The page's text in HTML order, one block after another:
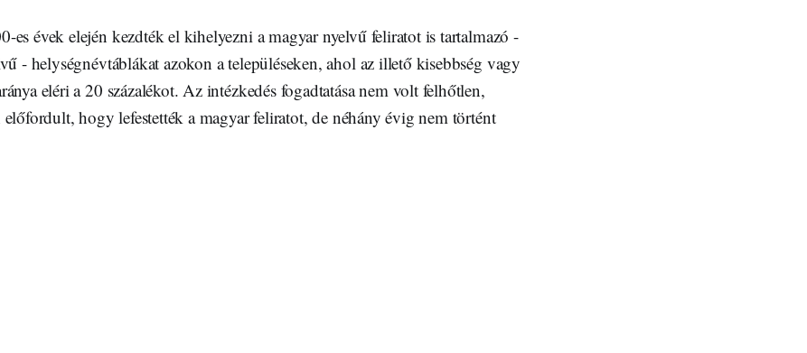
es évek elején kezdték el kihelyezni a magyar nyelvű feliratot is tartalmazó -
- helységnévtáblákat azokon a településeken, ahol az illető kisebbség vagy
eléri a 20 százalékot. Az intézkedés fogadtatása nem volt felhőtlen,
hogy lefestették a magyar feliratot, de néhány évig nem történt